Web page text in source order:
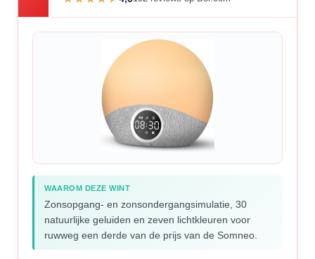
WAAROM DEZE WINT
Zonsopgang- en zonsondergangsimulatie, 30
natuurlijke geluiden en zeven lichtkleuren voor
ruwweg een derde van de prijs van de Somneo.